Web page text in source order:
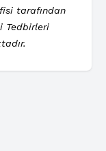
tarafından
Tedbirleri